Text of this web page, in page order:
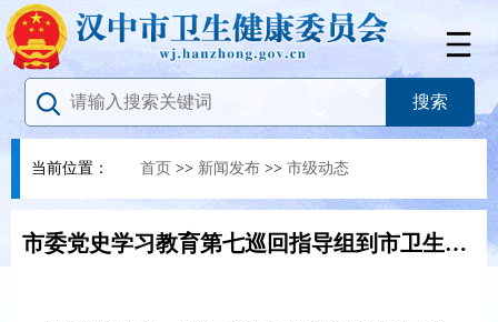
当前位置： 首页 >> 新闻发布 >> 市级动态
市委党史学习教育第七巡回指导组到市卫生健康委督导检查